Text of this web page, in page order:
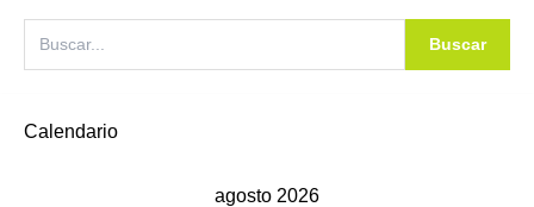
Buscar
Calendario
agosto 2026